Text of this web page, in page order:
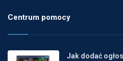
Centrum pomocy
Jak dodać